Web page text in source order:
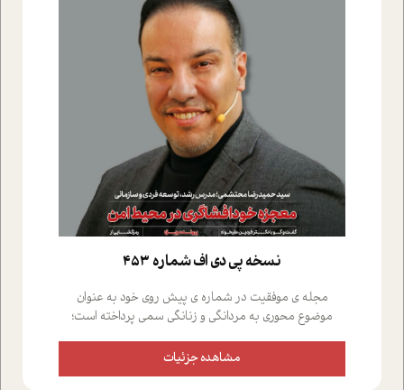
نسخه پي دي اف شماره 453
مجله ی موفقیت در شماره ی پیش روی خود به عنوان
موضوع محوری به مردانگی و زنانگی سمی پرداخته است؛
علیخواه، جامعه شناس در بخش های مختلف تلاش کرده ایم
از دریچه های گوناگون به این موضوع مهم بپردازیم.فصل
مشاهده جزئیات